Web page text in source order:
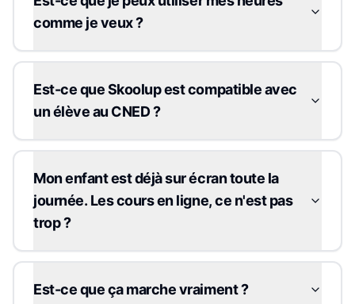
comme je veux ?
Est-ce que Skoolup est compatible avec
un élève au CNED ?
Mon enfant est déjà sur écran toute la
journée. Les cours en ligne, ce n'est pas
trop ?
Est-ce que ça marche vraiment ?